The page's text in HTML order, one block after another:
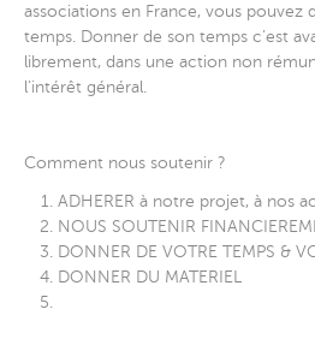
associations en France, vous pouvez
temps. Donner de son temps c’est
librement, dans une action non
l’intérêt général.
Comment nous soutenir ?
ADHERER à notre projet, à nos
NOUS SOUTENIR
DONNER DE VOTRE TEMPS &
DONNER DU MATERIEL